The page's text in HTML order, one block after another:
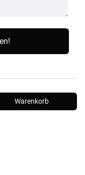
Warenkorb